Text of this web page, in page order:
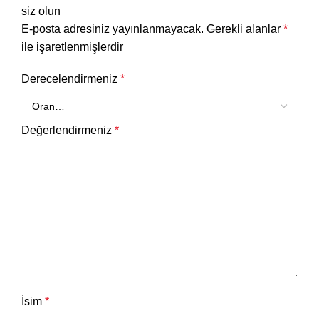
siz olun
E-posta adresiniz yayınlanmayacak. Gerekli alanlar *
ile işaretlenmişlerdir
Derecelendirmeniz *
Değerlendirmeniz *
İsim *